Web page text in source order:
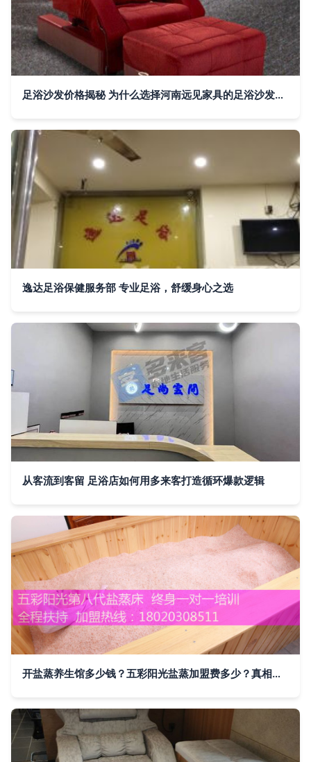
足浴沙发价格揭秘 为什么选择河南远见家具的足浴沙发更划算？
逸达足浴保健服务部 专业足浴，舒缓身心之选
从客流到客留 足浴店如何用多来客打造循环爆款逻辑
开盐蒸养生馆多少钱？五彩阳光盐蒸加盟费多少？真相在此